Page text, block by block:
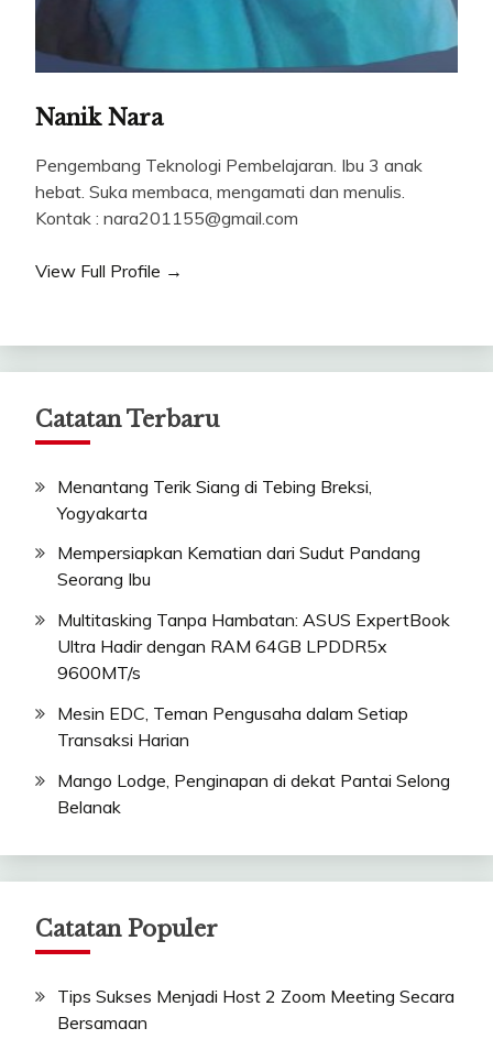
Nanik Nara
Pengembang Teknologi Pembelajaran. Ibu 3 anak
hebat. Suka membaca, mengamati dan menulis.
Kontak : nara201155@gmail.com
View Full Profile →
Catatan Terbaru
Menantang Terik Siang di Tebing Breksi,
Yogyakarta
Mempersiapkan Kematian dari Sudut Pandang
Seorang Ibu
Multitasking Tanpa Hambatan: ASUS ExpertBook
Ultra Hadir dengan RAM 64GB LPDDR5x
9600MT/s
Mesin EDC, Teman Pengusaha dalam Setiap
Transaksi Harian
Mango Lodge, Penginapan di dekat Pantai Selong
Belanak
Catatan Populer
Tips Sukses Menjadi Host 2 Zoom Meeting Secara
Bersamaan